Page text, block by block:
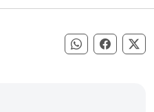
Compartir